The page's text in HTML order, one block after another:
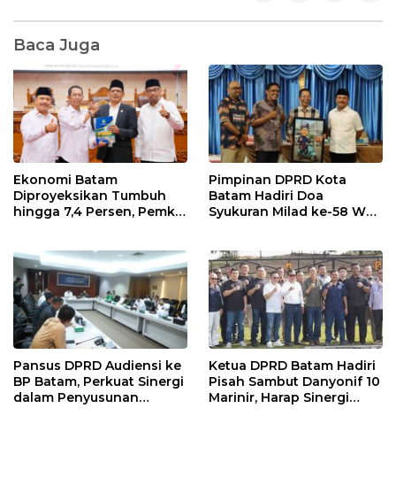
Baca Juga
Ekonomi Batam
Diproyeksikan Tumbuh
hingga 7,4 Persen, Pemko
Pimpinan DPRD Kota
Batam Hadiri Doa
Syukuran Milad ke-58 Wali
Karikatur
Pansus DPRD Audiensi ke
BP Batam, Perkuat Sinergi
dalam Penyusunan
Ketua DPRD Batam Hadiri
Pisah Sambut Danyonif 10
Marinir, Harap Sinergi